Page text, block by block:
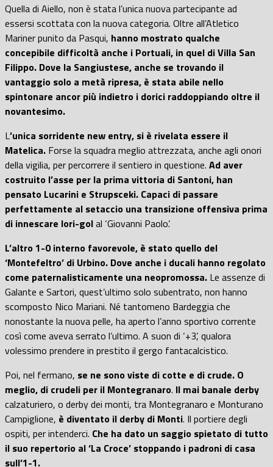
Quella di Aiello, non è stata l’unica nuova partecipante ad
essersi scottata con la nuova categoria. Oltre all’Atletico
Mariner punito da Pasqui, hanno mostrato qualche
concepibile difficoltà anche i Portuali, in quel di Villa San
Filippo. Dove la Sangiustese, anche se trovando il
vantaggio solo a metà ripresa, è stata abile nello
spintonare ancor più indietro i dorici raddoppiando oltre il
novantesimo.
L’unica sorridente new entry, si è rivelata essere il
Matelica. Forse la squadra meglio attrezzata, anche agli onori
della vigilia, per percorrere il sentiero in questione. Ad aver
costruito l’asse per la prima vittoria di Santoni, han
pensato Lucarini e Strupsceki. Capaci di passare
perfettamente al setaccio una transizione offensiva prima
di innescare Iori-golal ‘Giovanni Paolo’.
L’altro 1-0 interno favorevole, è stato quello del
‘Montefeltro’ di Urbino. Dove anche i ducali hanno regolato
come paternalisticamente una neopromossa. Le assenze di
Galante e Sartori, quest’ultimo solo subentrato, non hanno
scomposto Nico Mariani. Né tantomeno Bardeggia che
nonostante la nuova pelle, ha aperto l’anno sportivo corrente
così come aveva serrato l’ultimo. A suon di ‘+3’, qualora
volessimo prendere in prestito il gergo fantacalcistico.
Poi, nel fermano, se ne sono viste di cotte e di crude. O
meglio, di crudeli per il Montegranaro. Il mai banale derby
calzaturiero, o derby dei monti, tra Montegranaro e Monturano
Campiglione, è diventato il derby di Monti. Il portiere degli
ospiti, per intenderci. Che ha dato un saggio spietato di tutto
il suo repertorio al ‘La Croce’ stoppando i padroni di casa
sull’1-1.